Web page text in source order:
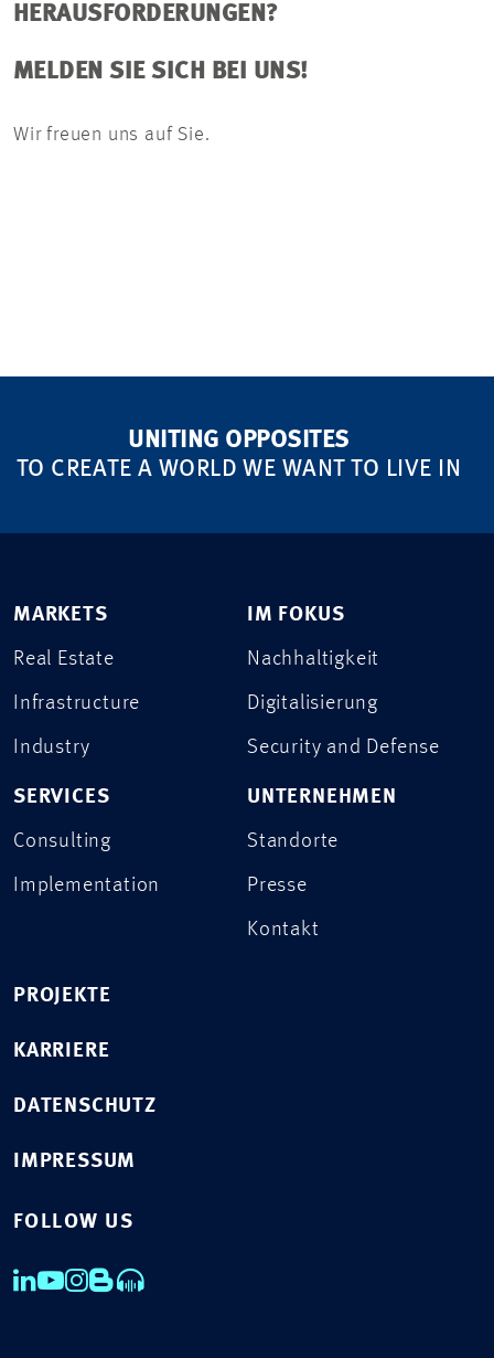
HERAUSFORDERUNGEN?
MELDEN SIE SICH BEI UNS!
Wir freuen uns auf Sie.
UNITING OPPOSITES
TO CREATE A WORLD WE WANT TO LIVE IN
MARKETS
Real Estate
Infrastructure
Industry
SERVICES
Consulting
Implementation
IM FOKUS
Nachhaltigkeit
Digitalisierung
Security and Defense
UNTERNEHMEN
Standorte
Presse
Kontakt
PROJEKTE
KARRIERE
DATENSCHUTZ
IMPRESSUM
FOLLOW US